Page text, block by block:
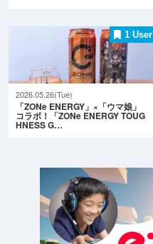
1 User
2026.05.26(Tue)
「ZONe ENERGY」×「ウマ娘」
コラボ！「ZONe ENERGY TOUG
HNESS G…